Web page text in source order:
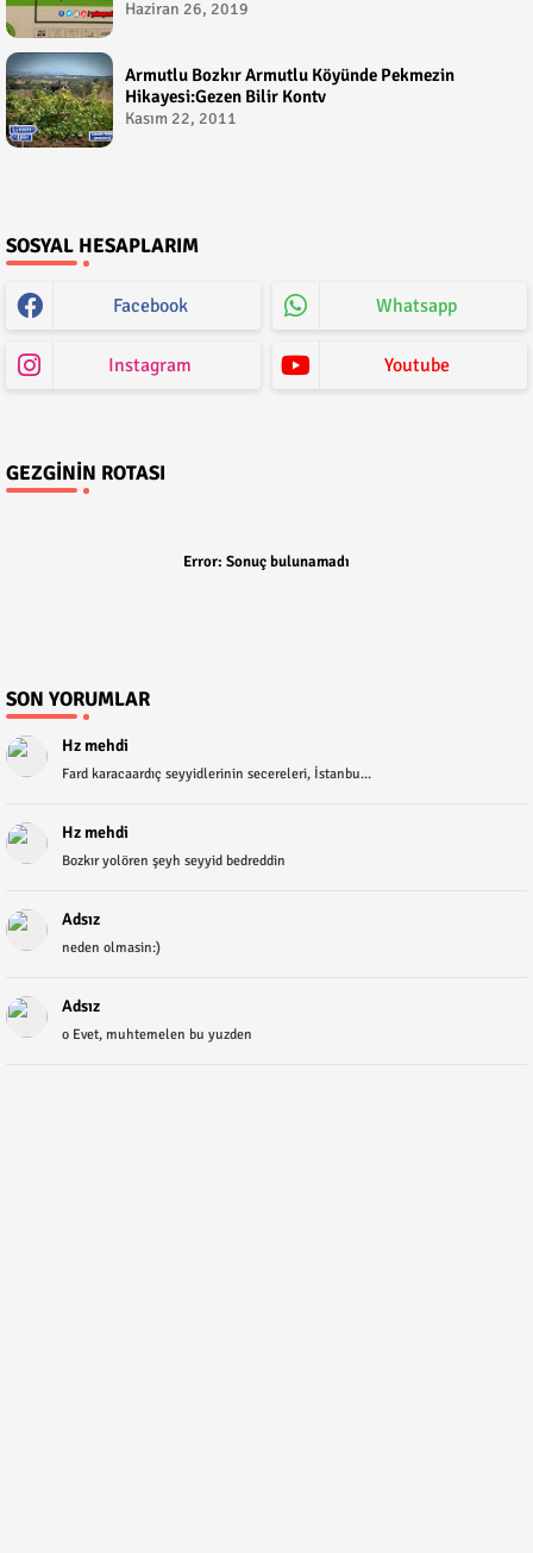
Çetin
Haziran 26, 2019
Armutlu Bozkır Armutlu Köyünde Pekmezin
Hikayesi:Gezen Bilir Kontv
Kasım 22, 2011
SOSYAL HESAPLARIM
Facebook Whatsapp
Instagram Youtube
GEZGININ ROTASI
Error: Sonuç bulunamadı
SON YORUMLAR
Hz mehdi
Fard karacaardıç seyyidlerinin secereleri, İstanbu...
Hz mehdi
Bozkır yolören şeyh seyyid bedreddin
Adsız
neden olmasin:)
Adsız
o Evet, muhtemelen bu yuzden